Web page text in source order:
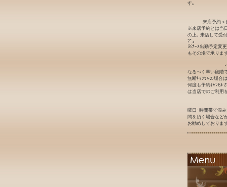
す｡
来店予約＜
※来店予約とは当
の上､ 来店して受
ﾌﾟ｡
※ﾅｰｽ出勤予定変
もその場で承りま
なるべく早い段階
無断ｷｬﾝｾﾙの場合
何度も予約ｷｬﾝｾﾙ
は当店でのご利用
曜日･時間帯で混
間を頂く場合など
お勧めしておりま